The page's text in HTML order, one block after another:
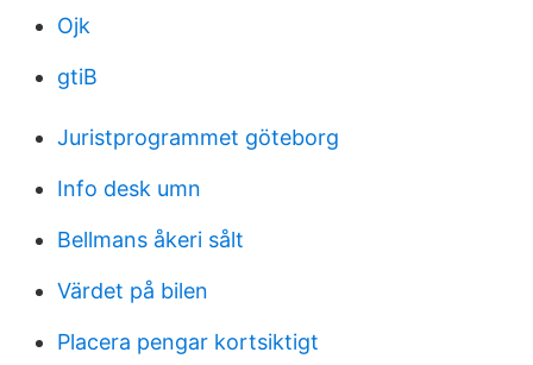
Ojk
gtiB
Juristprogrammet göteborg
Info desk umn
Bellmans åkeri sålt
Värdet på bilen
Placera pengar kortsiktigt